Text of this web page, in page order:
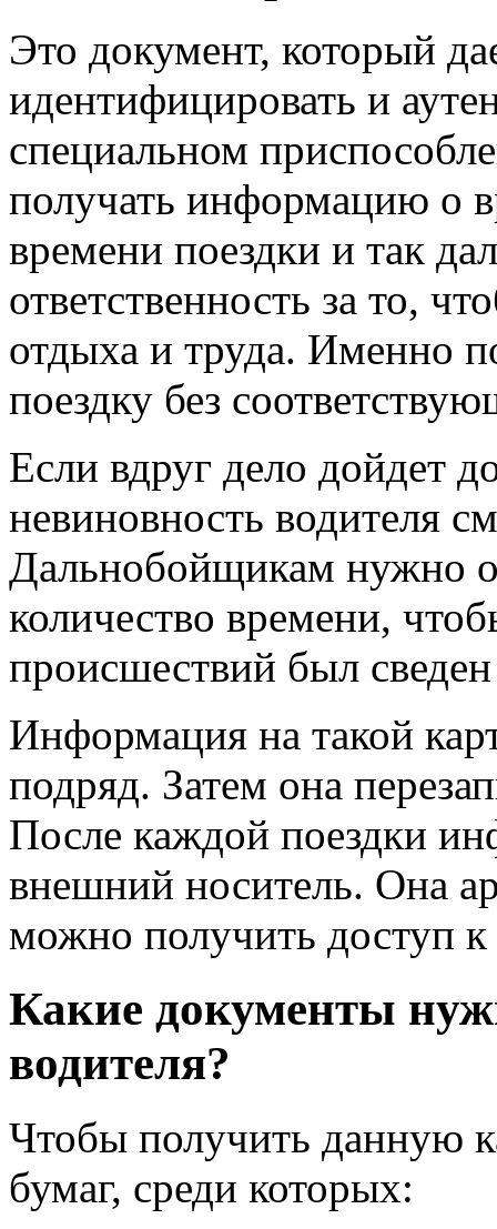
Это документ, который
идентифицировать и
специальном
получать информацию о
времени поездки и так
ответственность за то,
отдыха и труда. Именно
поездку без
Если вдруг дело дойдет
невиновность водителя
Дальнобойщикам нужно
количество времени,
происшествий был
Информация на такой
подряд. Затем она
После каждой поездки
внешний носитель. Она
можно получить доступ
Какие документы
водителя?
Чтобы получить данную
бумаг, среди которых: